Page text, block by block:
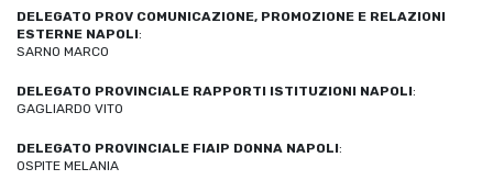
DELEGATO PROV COMUNICAZIONE, PROMOZIONE E RELAZIONI
ESTERNE NAPOLI:
SARNO MARCO
DELEGATO PROVINCIALE RAPPORTI ISTITUZIONI NAPOLI:
GAGLIARDO VITO
DELEGATO PROVINCIALE FIAIP DONNA NAPOLI:
OSPITE MELANIA